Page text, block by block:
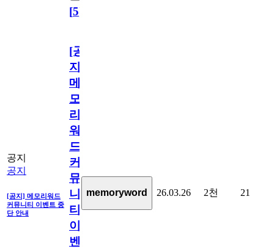
[5]
공지
공지
[공지] 메모리워드
커뮤니티 이벤트 중
단 안내
[공
지]
메
모
리
워
드
커
뮤
니
티
이
벤
memoryword 26.03.26 2천 21